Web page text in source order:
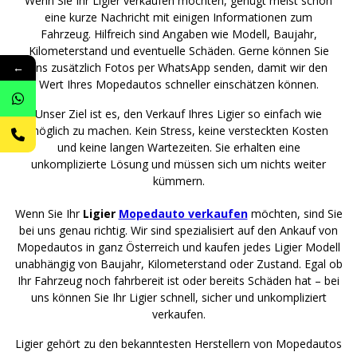
eine kurze Nachricht mit einigen Informationen zum
Fahrzeug. Hilfreich sind Angaben wie Modell, Baujahr,
Kilometerstand und eventuelle Schäden. Gerne können Sie
uns zusätzlich Fotos per WhatsApp senden, damit wir den
Wert Ihres Mopedautos schneller einschätzen können.
Unser Ziel ist es, den Verkauf Ihres Ligier so einfach wie
möglich zu machen. Kein Stress, keine versteckten Kosten
und keine langen Wartezeiten. Sie erhalten eine
unkomplizierte Lösung und müssen sich um nichts weiter
kümmern.
Wenn Sie IhrLigier Mopedauto verkaufenmöchten, sind Sie
bei uns genau richtig. Wir sind spezialisiert auf den Ankauf von
Mopedautos in ganz Österreich und kaufen jedes Ligier Modell
unabhängig von Baujahr, Kilometerstand oder Zustand. Egal ob
Ihr Fahrzeug noch fahrbereit ist oder bereits Schäden hat – bei
uns können Sie Ihr Ligier schnell, sicher und unkompliziert
verkaufen.
Ligier gehört zu den bekanntesten Herstellern von Mopedautos
←